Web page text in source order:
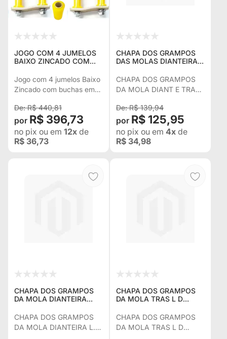
JOGO COM 4 JUMELOS
BAIXO ZINCADO COM
JEEP WILLYS CJ5 (1955 À
1983) - ACOMPANHA 4
BUCHAS FIXAS
Jogo com 4 jumelos Baixo
Zincado com buchas em
(1955 à 1983) -
Acompanha 4 buchas
fixas
R$ 440,81
R$ 396,73
no pix ou em 12x de
R$ 36,73
CHAPA DOS GRAMPOS
DAS MOLAS DIANTEIRAS
ESQUERDO WILLYS ANT
CHAPA DOS GRAMPOS
DA MOLA DIANT E TRAS
R$ 139,94
R$ 125,95
no pix ou em 4x de
R$ 34,98
CHAPA DOS GRAMPOS
DA MOLA DIANTEIRA
WILLYS ANTIGO
CHAPA DOS GRAMPOS
DA MOLA DIANTEIRA L.D.
CHAPA DOS GRAMPOS
DA MOLA TRAS L D
CHAPA DOS GRAMPOS
DA MOLA TRAS L D